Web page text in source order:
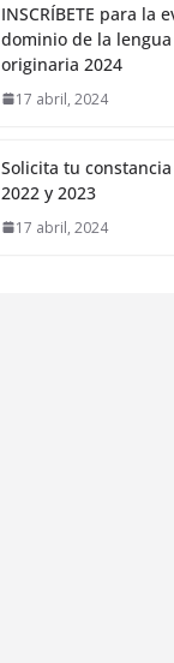
INSCRÍBETE para la
dominio de la
originaria 2024
17 abril, 2024
Solicita tu constancia
2022 y 2023
17 abril, 2024